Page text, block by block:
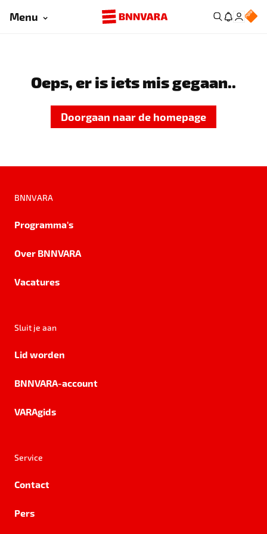
Menu
Oeps, er is iets mis gegaan..
Doorgaan naar de homepage
BNNVARA
Programma's
Over BNNVARA
Vacatures
Sluit je aan
Lid worden
BNNVARA-account
VARAgids
Service
Contact
Pers